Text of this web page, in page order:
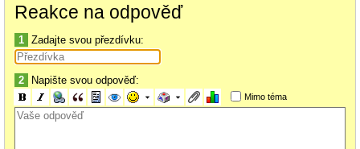
Reakce na odpověď
1 Zadajte svou přezdívku:
2 Napište svou odpověď:
Mimo téma